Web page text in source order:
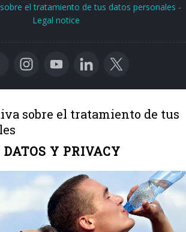
el tratamiento de tus datos personales -
Legal notice
sobre el tratamiento de tus
DATOS Y PRIVACY